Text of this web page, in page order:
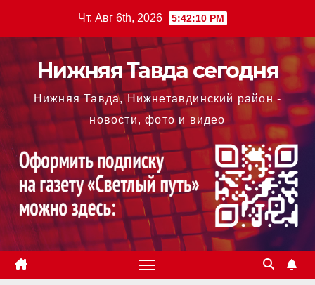
содержимому
Чт. Авг 6th, 2026 5:42:11 PM
Нижняя Тавда сегодня
Нижняя Тавда, Нижнетавдинский район -
новости, фото и видео